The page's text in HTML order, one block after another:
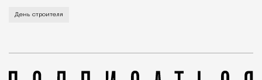
В этом году профессиональный праздник День
День строителя